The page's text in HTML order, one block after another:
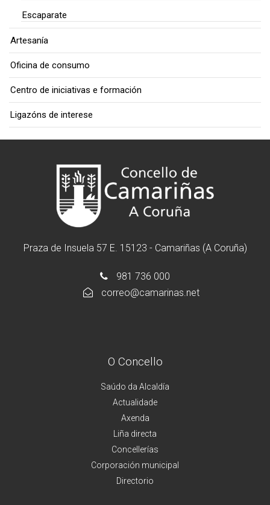
Escaparate
Artesanía
Oficina de consumo
Centro de iniciativas e formación
Ligazóns de interese
Praza de Insuela 57 E. 15123 - Camariñas (A Coruña)
981 736 000
correo@camarinas.net
O Concello
Saúdo da Alcaldía
Actualidade
Axenda
Liña directa
Concellerías
Corporación municipal
Directorio